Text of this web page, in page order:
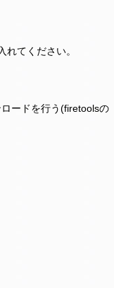
てください。
ードを行う(firetoolsの